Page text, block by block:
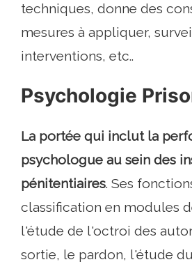
techniques, donne des
mesures à appliquer,
interventions, etc..
Psychologie
La portée qui inclut la
psychologue au sein des
pénitentiaires. Ses
classification en modules
l'étude de l'octroi des
sortie, le pardon, l'étude